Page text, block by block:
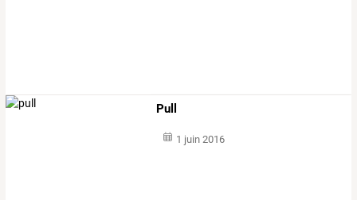
Pull
1 juin 2016